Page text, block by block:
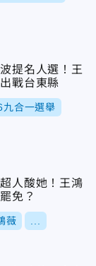
提名人選！王
戰台東縣
九合一選舉
人酸她！王鴻
免？
薇